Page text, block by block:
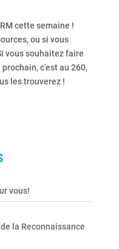
cette semaine !
ou si vous
vous souhaitez faire
c’est au 260,
les trouverez !
vous!
la Reconnaissance